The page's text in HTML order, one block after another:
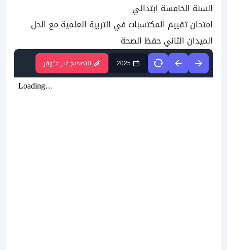
السنة الخامسة ابتدائي
امتحان تقييم المكتسبات في التربية العلمية مع الحل
الميدان الثاني حفظ الصحة
2025 التصحيح غير متوفر